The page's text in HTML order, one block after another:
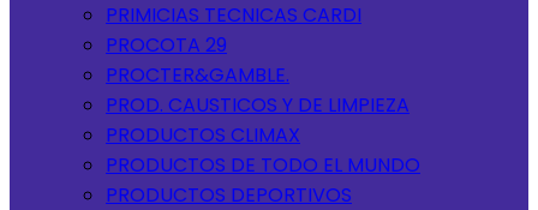
PRIMICIAS TECNICAS CARDI
PROCOTA 29
PROCTER&GAMBLE.
PROD. CAUSTICOS Y DE LIMPIEZA
PRODUCTOS CLIMAX
PRODUCTOS DE TODO EL MUNDO
PRODUCTOS DEPORTIVOS